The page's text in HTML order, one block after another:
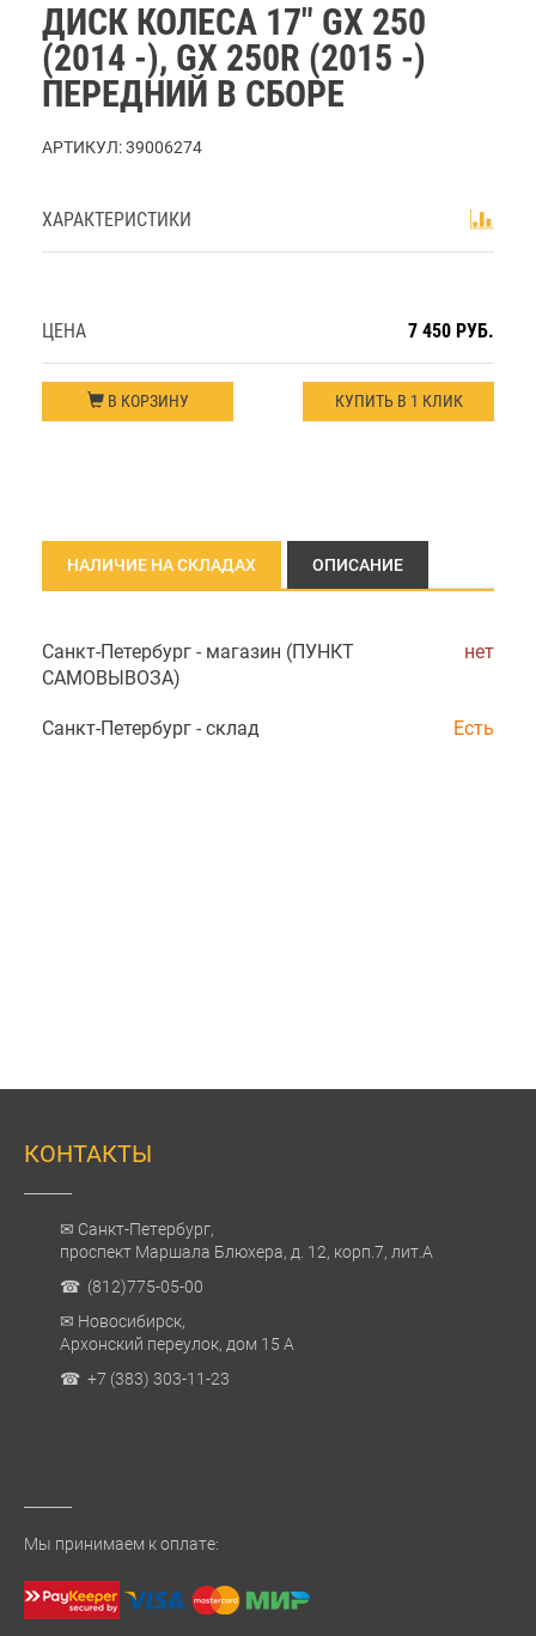
ДИСК КОЛЕСА 17" GX 250
(2014 -), GX 250R (2015 -)
ПЕРЕДНИЙ В СБОРЕ
АРТИКУЛ:39006274
ХАРАКТЕРИСТИКИ
ЦЕНА 7 450 РУБ.
В КОРЗИНУ КУПИТЬ В 1 КЛИК
НАЛИЧИЕ НА СКЛАДАХ ОПИСАНИЕ
Санкт-Петербург - магазин (ПУНКТ
САМОВЫВОЗА)
нет
Санкт-Петербург - склад Есть
КОНТАКТЫ
✉ Санкт-Петербург,
проспект Маршала Блюхера, д. 12, корп.7, лит.А
☎ (812)775-05-00
✉ Новосибирск,
Архонский переулок, дом 15 А
☎ +7 (383) 303-11-23
Мы принимаем к оплате: